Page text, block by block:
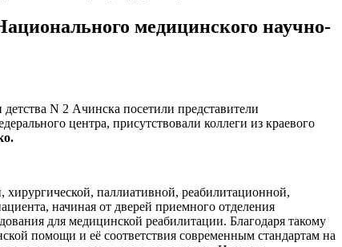
медицинского научно-
N 2 Ачинска посетили представители
центра, присутствовали коллеги из краевого
паллиативной, реабилитационной,
начиная от дверей приемного отделения
для медицинской реабилитации. Благодаря такому
помощи и её соответствия современным стандартам на